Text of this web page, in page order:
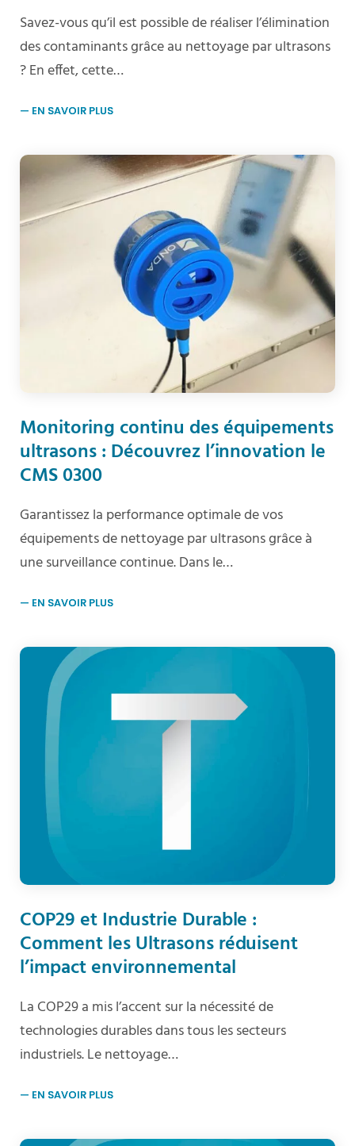
Savez-vous qu’il est possible de réaliser l’élimination
des contaminants grâce au nettoyage par ultrasons
? En effet, cette…
Monitoring continu des équipements
ultrasons : Découvrez l’innovation le
CMS 0300
Garantissez la performance optimale de vos
équipements de nettoyage par ultrasons grâce à
une surveillance continue. Dans le…
COP29 et Industrie Durable :
Comment les Ultrasons réduisent
l’impact environnemental
La COP29 a mis l’accent sur la nécessité de
technologies durables dans tous les secteurs
industriels. Le nettoyage…